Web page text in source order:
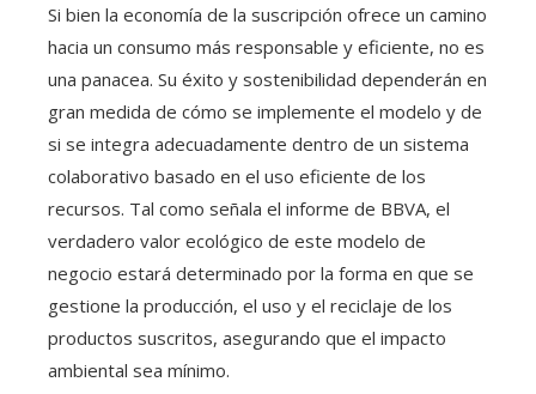
Si bien la economía de la suscripción ofrece un camino
hacia un consumo más responsable y eficiente, no es
una panacea. Su éxito y sostenibilidad dependerán en
gran medida de cómo se implemente el modelo y de
si se integra adecuadamente dentro de un sistema
colaborativo basado en el uso eficiente de los
recursos. Tal como señala el informe de BBVA, el
verdadero valor ecológico de este modelo de
negocio estará determinado por la forma en que se
gestione la producción, el uso y el reciclaje de los
productos suscritos, asegurando que el impacto
ambiental sea mínimo.